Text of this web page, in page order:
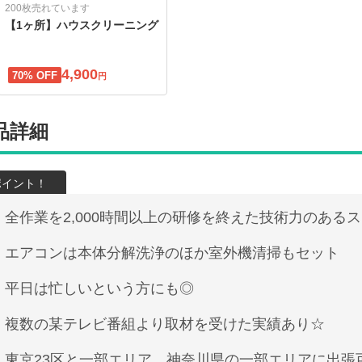
200枚売れています
【1ヶ所】ハウスクリーニング
70% OFF 4,900円
詳細
全作業を2,000時間以上の研修を終えた技術力のある
エアコンは本体分解洗浄のほか室外機清掃もセット
平日は忙しいという方にも◎
複数の某テレビ番組より取材を受けた実績あり☆